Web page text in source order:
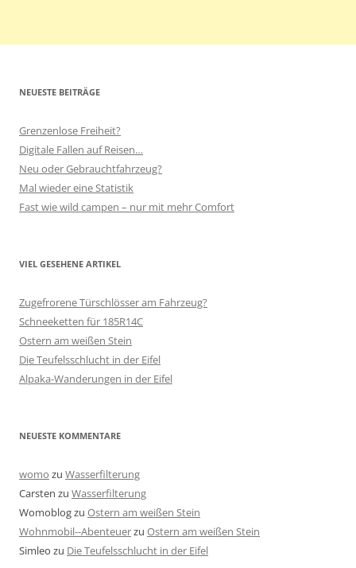
NEUESTE BEITRÄGE
Grenzenlose Freiheit?
Digitale Fallen auf Reisen…
Neu oder Gebrauchtfahrzeug?
Mal wieder eine Statistik
Fast wie wild campen – nur mit mehr Comfort
VIEL GESEHENE ARTIKEL
Zugefrorene Türschlösser am Fahrzeug?
Schneeketten für 185R14C
Ostern am weißen Stein
Die Teufelsschlucht in der Eifel
Alpaka-Wanderungen in der Eifel
NEUESTE KOMMENTARE
womo zu Wasserfilterung
Carsten zu Wasserfilterung
Womoblogzu Ostern am weißen Stein
Wohnmobil--Abenteuerzu Ostern am weißen Stein
Simleo zu Die Teufelsschlucht in der Eifel